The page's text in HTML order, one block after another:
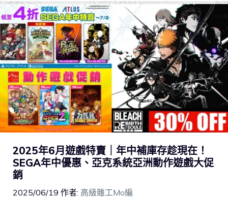
2025年6月遊戲特賣｜年中補庫存趁現在！
SEGA年中優惠、亞克系統亞洲動作遊戲大促
銷
2025/06/19 作者: 高級雜工Mo編